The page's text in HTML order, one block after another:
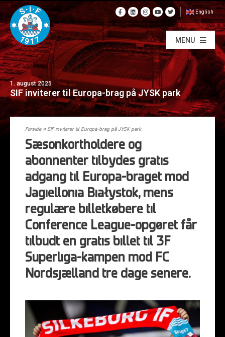
English
MENU
1. august 2025
SIF inviterer til Europa-brag på JYSK park
Forside»SIF inviterer til Europa-brag på JYSK park
Sæsonkortholdere og
abonnenter tilbydes gratis
adgang til Europa-braget mod
Jagiellonia Białystok, mens
regulære billetkøbere til
Conference League-opgøret får
tilbudt en gratis billet til 3F
Superliga-kampen mod FC
Nordsjælland tre dage senere.